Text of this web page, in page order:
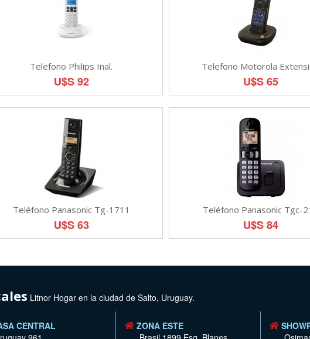
Telefono Philips Inal.
U$S 92
Telefono Motorola
U$S 65
Teléfono Panasonic Tg-1711
U$S 63
Teléfono Panasonic Tgc-
U$S 84
Litnor Hogar en la ciudad de Salto, Uruguay.
CENTRAL
ZONA ESTE